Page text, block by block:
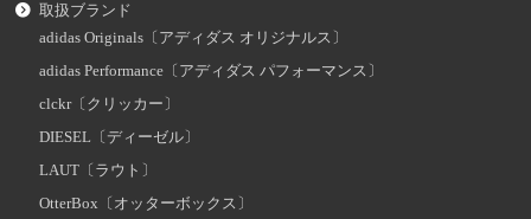
取扱ブランド
adidas Originals〔アディダス オリジナルス〕
adidas Performance〔アディダス パフォーマンス〕
clckr〔クリッカー〕
DIESEL〔ディーゼル〕
LAUT〔ラウト〕
OtterBox〔オッターボックス〕